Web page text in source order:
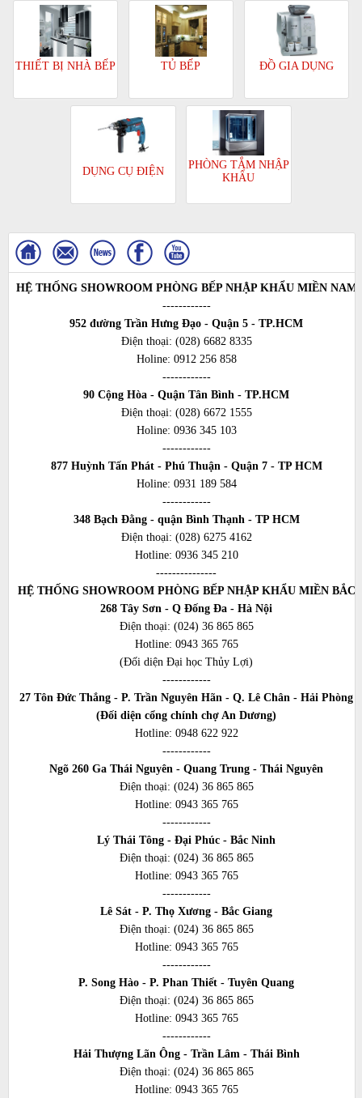
THIẾT BỊ NHÀ BẾP TỦ BẾP ĐỒ GIA DỤNG
DỤNG CỤ ĐIỆN
PHÒNG TẮM NHẬP
KHẨU
HỆ THỐNG SHOWROOM PHÒNG BẾP NHẬP KHẨU MIỀN NAM
------------
952 đường Trần Hưng Đạo - Quận 5 - TP.HCM
Điện thoại: (028) 6682 8335
Holine: 0912 256 858
------------
90 Cộng Hòa - Quận Tân Bình - TP.HCM
Điện thoại: (028) 6672 1555
Holine: 0936 345 103
------------
877 Huỳnh Tấn Phát - Phú Thuận - Quận 7 - TP HCM
Holine: 0931 189 584
------------
348 Bạch Đằng - quận Bình Thạnh - TP HCM
Điện thoại: (028) 6275 4162
Hotline: 0936 345 210
---------------
HỆ THỐNG SHOWROOM PHÒNG BẾP NHẬP KHẨU MIỀN BẮC
268 Tây Sơn - Q Đống Đa - Hà Nội
Điện thoại: (024) 36 865 865
Hotline: 0943 365 765
(Đối diện Đại học Thủy Lợi)
------------
27 Tôn Đức Thắng - P. Trần Nguyên Hãn - Q. Lê Chân - Hải Phòng
(Đối diện cổng chính chợ An Dương)
Hotline: 0948 622 922
------------
Ngõ 260 Ga Thái Nguyên - Quang Trung - Thái Nguyên
Điện thoại: (024) 36 865 865
Hotline: 0943 365 765
------------
Lý Thái Tông - Đại Phúc - Bắc Ninh
Điện thoại: (024) 36 865 865
Hotline: 0943 365 765
------------
Lê Sát - P. Thọ Xương - Bắc Giang
Điện thoại: (024) 36 865 865
Hotline: 0943 365 765
------------
P. Song Hào - P. Phan Thiết - Tuyên Quang
Điện thoại: (024) 36 865 865
Hotline: 0943 365 765
------------
Hải Thượng Lãn Ông - Trần Lâm - Thái Bình
Điện thoại: (024) 36 865 865
Hotline: 0943 365 765